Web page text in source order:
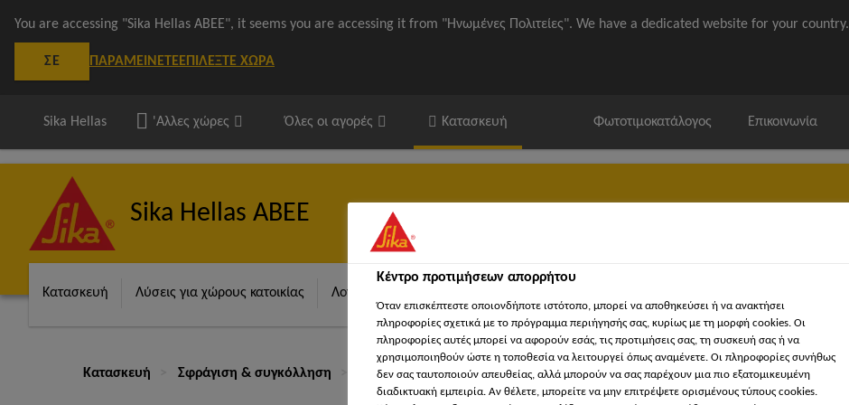
You are accessing "Sika Hellas ΑΒΕΕ", it seems you are accessing it from "Ηνωμένες Πολιτείες". We have a dedicated website for your country.
ΣΕ ΠΑΡΑΜΕΊΝΕΤΕΕΠΙΛΈΞΤΕ ΧΏΡΑ
Sika Hellas 'Αλλες χώρες Όλες οι αγορές Κατασκευή Φωτοτιμοκατάλογος Επικοινωνία
Sika Hellas ΑΒΕΕ
Κατασκευή Λύσεις για χώρους κατοικίας Λογισμικά Sika / ΒΙΜ
Κατασκευή Σφράγιση & συγκόλληση Ελαστική επικόλληση ξύλινων δαπέδων Αστάρια Sikafloor®-01 Primer
Κέντρο προτιμήσεων απορρήτου
Όταν επισκέπτεστε οποιονδήποτε ιστότοπο, μπορεί να αποθηκεύσει ή να ανακτήσει
πληροφορίες σχετικά με το πρόγραμμα περιήγησής σας, κυρίως με τη μορφή cookies. Οι
πληροφορίες αυτές μπορεί να αφορούν εσάς, τις προτιμήσεις σας, τη συσκευή σας ή να
χρησιμοποιηθούν ώστε η τοποθεσία να λειτουργεί όπως αναμένετε. Οι πληροφορίες συνήθως
δεν σας ταυτοποιούν απευθείας, αλλά μπορούν να σας παρέχουν μια πιο εξατομικευμένη
διαδικτυακή εμπειρία. Αν θέλετε, μπορείτε να μην επιτρέψετε ορισμένους τύπους cookies.